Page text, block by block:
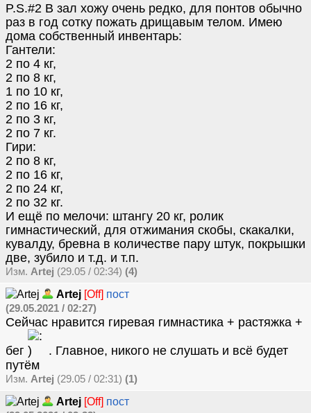
P.S.#2 В зал хожу очень редко, для понтов обычно
раз в год сотку пожать дрищавым телом. Имею
дома собственный инвентарь:
Гантели:
2 по 4 кг,
2 по 8 кг,
1 по 10 кг,
2 по 16 кг,
2 по 3 кг,
2 по 7 кг.
Гири:
2 по 8 кг,
2 по 16 кг,
2 по 24 кг,
2 по 32 кг.
И ещё по мелочи: штангу 20 кг, ролик
гимнастический, для отжимания скобы, скакалки,
кувалду, бревна в количестве пару штук, покрышки
две, зубило и т.д. и т.п.
Изм. Artej (29.05 / 02:34) (4)
Artej [Off] пост
(29.05.2021 / 02:27)
Сейчас нравится гиревая гимнастика + растяжка +
бег
. Главное, никого не слушать и всё будет
путём
Изм. Artej (29.05 / 02:31) (1)
Artej [Off] пост